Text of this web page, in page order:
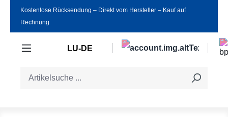
Zum Hauptinhalt springen
Kostenlose Rücksendung ‒ Direkt vom Hersteller ‒ Kauf auf
Rechnung
LU-DE